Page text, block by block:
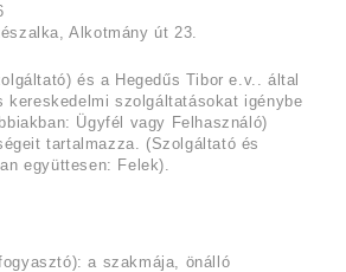
Alkotmány út 23.
és a Hegedűs Tibor e.v.. által
kereskedelmi szolgáltatásokat igénybe
Ügyfél vagy Felhasználó)
tartalmazza. (Szolgáltató és
együttesen: Felek).
a szakmája, önálló